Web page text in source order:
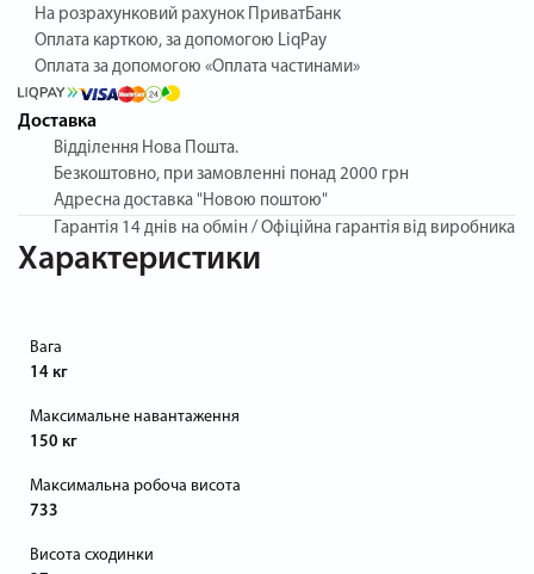
На розрахунковий рахунок ПриватБанк
Оплата карткою, за допомогою LiqPay
Оплата за допомогою «Оплата частинами»
Доставка
Відділення Нова Пошта.
Безкоштовно, при замовленні понад 2000 грн
Адресна доставка "Новою поштою"
Гарантія 14 днів на обмін / Офіційна гарантія від виробника
Характеристики
Вага
14 кг
Максимальне навантаження
150 кг
Максимальна робоча висота
733
Висота сходинки